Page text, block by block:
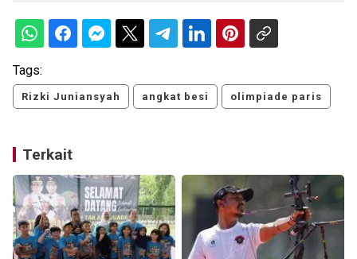
Tags:
Rizki Juniansyah angkat besi olimpiade paris
Terkait